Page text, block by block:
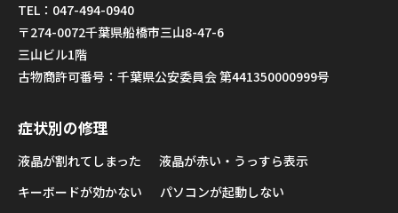
TEL：047-494-0940
〒274-0072千葉県船橋市三山8-47-6
三山ビル1階
古物商許可番号：千葉県公安委員会 第441350000999号
症状別の修理
液晶が割れてしまった
液晶が赤い・うっすら表示
キーボードが効かない
パソコンが起動しない